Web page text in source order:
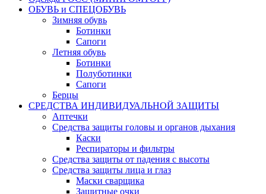
ОБУВЬ и СПЕЦОБУВЬ
Зимняя обувь
Ботинки
Сапоги
Летняя обувь
Ботинки
Полуботинки
Сапоги
Берцы
СРЕДСТВА ИНДИВИДУАЛЬНОЙ ЗАЩИТЫ
Аптечки
Средства защиты головы и органов дыхания
Каски
Респираторы и фильтры
Средства защиты от падения с высоты
Средства защиты лица и глаз
Маски сварщика
Защитные очки